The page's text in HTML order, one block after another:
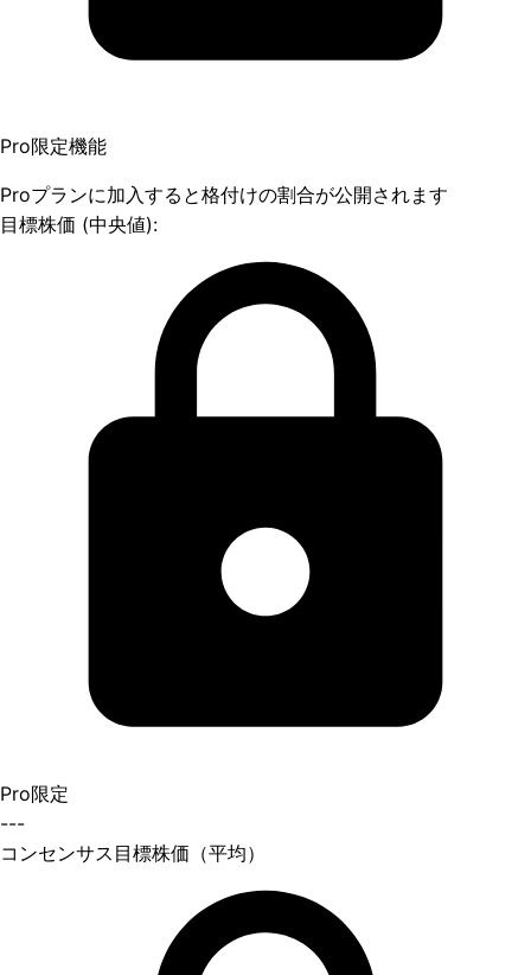
Pro限定機能
Proプランに加入すると格付けの割合が公開されます
目標株価 (中央値):
Pro限定
---
コンセンサス目標株価（平均）